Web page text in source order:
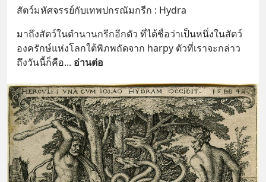
สัตว์มหัศจรรย์กับเทพปกรณัมกรีก : Hydra
มาถึงสัตว์ในตำนานกรีกอีกตัว ที่ได้ชื่อว่าเป็นหนึ่งในสัตว์
องครักษ์แห่งโลกใต้พิภพถัดจาก harpy ตัวที่เราจะกล่าว
ถึงวันนี้ก็คือ... อ่านต่อ